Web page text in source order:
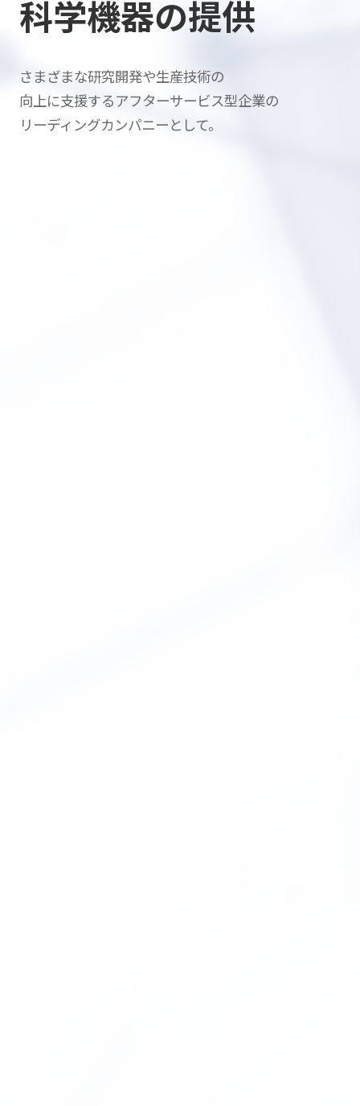
科学機器の提供
さまざまな研究開発や生産技術の
向上に支援するアフターサービス型企業の
リーディングカンパニーとして。